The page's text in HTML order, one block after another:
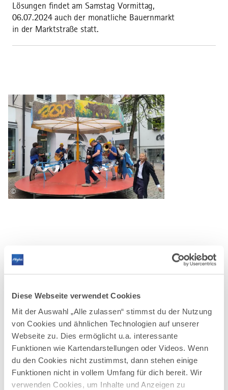
Diese Webseite verwendet Cookies
Mit der Auswahl „Alle zulassen“ stimmst du der Nutzung
von Cookies und ähnlichen Technologien auf unserer
Webseite zu. Dies ermöglicht u.a. interessante
Funktionen wie Kartendarstellungen oder Videos. Wenn
du den Cookies nicht zustimmst, dann stehen einige
Funktionen nicht in vollem Umfang für dich bereit. Wir
verwenden Cookies, um Inhalte und Anzeigen zu
Lösungen findet am Samstag Vormittag,
06.07.2024 auch der monatliche Bauernmarkt
in der Marktstraße statt.
©
Ähnliche
Veranstaltungen